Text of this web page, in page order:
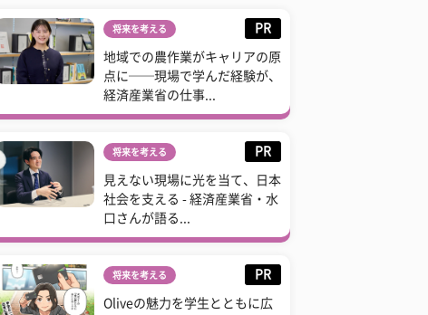
将来を考える PR
地域での農作業がキャリアの原
点に──現場で学んだ経験が、
経済産業省の仕事...
将来を考える PR
見えない現場に光を当て、日本
社会を支える - 経済産業省・水
口さんが語る...
将来を考える PR
Oliveの魅力を学生とともに広